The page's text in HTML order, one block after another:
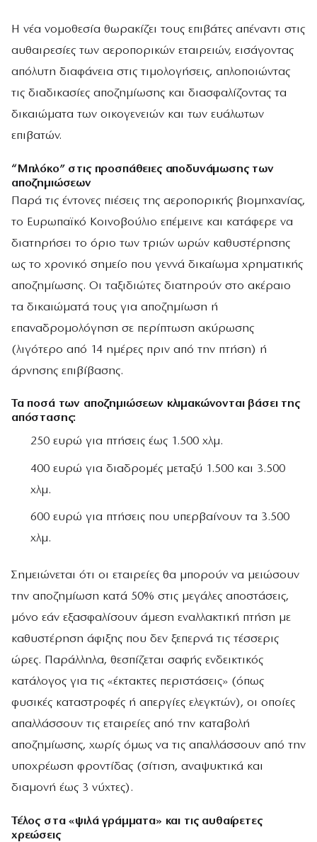
Η νέα νομοθεσία θωρακίζει τους επιβάτες απέναντι στις
αυθαιρεσίες των αεροπορικών εταιρειών, εισάγοντας
απόλυτη διαφάνεια στις τιμολογήσεις, απλοποιώντας
τις διαδικασίες αποζημίωσης και διασφαλίζοντας τα
δικαιώματα των οικογενειών και των ευάλωτων
επιβατών.
“Μπλόκο” στις προσπάθειες αποδυνάμωσης των
αποζημιώσεων
Παρά τις έντονες πιέσεις της αεροπορικής βιομηχανίας,
το Ευρωπαϊκό Κοινοβούλιο επέμεινε και κατάφερε να
διατηρήσει το όριο των τριών ωρών καθυστέρησης
ως το χρονικό σημείο που γεννά δικαίωμα χρηματικής
αποζημίωσης. Οι ταξιδιώτες διατηρούν στο ακέραιο
τα δικαιώματά τους για αποζημίωση ή
επαναδρομολόγηση σε περίπτωση ακύρωσης
(λιγότερο από 14 ημέρες πριν από την πτήση) ή
άρνησης επιβίβασης.
Τα ποσά των αποζημιώσεων κλιμακώνονται βάσει της
απόστασης:
250 ευρώ για πτήσεις έως 1.500 χλμ.
400 ευρώ για διαδρομές μεταξύ 1.500 και 3.500
χλμ.
600 ευρώ για πτήσεις που υπερβαίνουν τα 3.500
χλμ.
Σημειώνεται ότι οι εταιρείες θα μπορούν να μειώσουν
την αποζημίωση κατά 50% στις μεγάλες αποστάσεις,
μόνο εάν εξασφαλίσουν άμεση εναλλακτική πτήση με
καθυστέρηση άφιξης που δεν ξεπερνά τις τέσσερις
ώρες. Παράλληλα, θεσπίζεται σαφής ενδεικτικός
κατάλογος για τις «έκτακτες περιστάσεις» (όπως
φυσικές καταστροφές ή απεργίες ελεγκτών), οι οποίες
απαλλάσσουν τις εταιρείες από την καταβολή
αποζημίωσης, χωρίς όμως να τις απαλλάσσουν από την
υποχρέωση φροντίδας (σίτιση, αναψυκτικά και
διαμονή έως 3 νύχτες).
Τέλος στα «ψιλά γράμματα» και τις αυθαίρετες
χρεώσεις